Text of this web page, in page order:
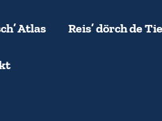
Atlas Reis’ dörch de